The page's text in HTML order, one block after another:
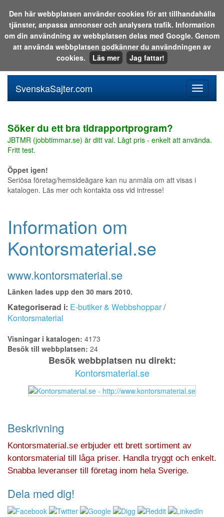
Sök i katalogen eller på webben:
meny
SvenskaSajter.com
Söker du ett bra tidrapportprogram?
JBTMR (jobbtimmar.se) är ditt val. Lågt pris - enkelt att använda.
Fritt test.
Öppet igen!
Seriösa företag/hemsideägare kan nu anmäla om att visas i
katalogen. Läs mer och kontakta oss vid intresse!
Information om
Kontorsmaterial.se
www.kontorsmaterial.se
Länken lades upp den 30 mars 2010.
Kategoriserad i: E-butiker & Webbshoppar/
Kontorsmaterial
Visningar i katalogen: 4173
Besök till webbplatsen: 24
Besök webbplatsen nu direkt:
Kontorsmaterial.se
Beskrivning
Kontorsmaterial.se erbjuder ett brett sortiment av
kontorsmaterial till låga priser. Handla tryggt och enkelt.
Snabba leveranser till företag inom hela Sverige.
Dela med dig!
Den här webbplatsen använder cookies för att tillhandahålla
tjänster, anpassa annonser och analysera trafik. Information
om din användning av webbplatsen delas med Google. Genom
att använda webbplatsen godkänner du användningen av
cookies.
Läs mer Jag fattar!